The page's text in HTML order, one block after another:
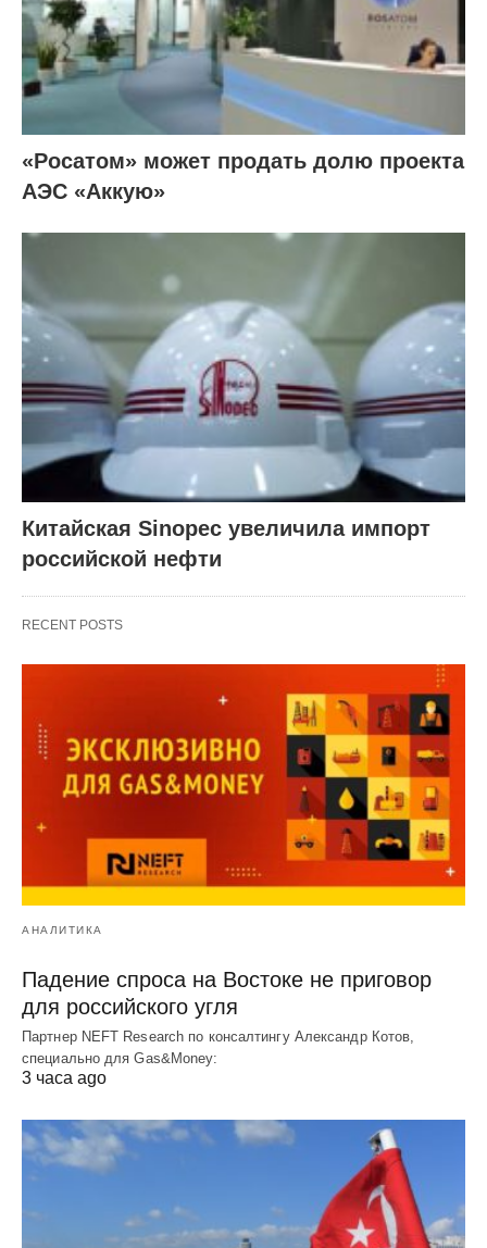
«Росатом» может продать долю проекта
АЭС «Аккую»
Китайская Sinopec увеличила импорт
российской нефти
RECENT POSTS
АНАЛИТИКА
Падение спроса на Востоке не приговор
для российского угля
Партнер NEFT Research по консалтингу Александр Котов,
специально для Gas&Money:
3 часа ago